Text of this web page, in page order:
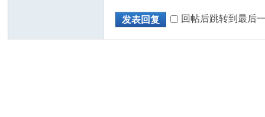
发表回复 回帖后跳转到最后